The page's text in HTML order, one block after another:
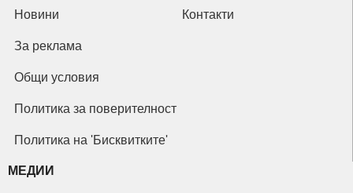
Новини Контакти
За реклама
Общи условия
Политика за поверителност
Политика на 'Бисквитките'
МЕДИИ